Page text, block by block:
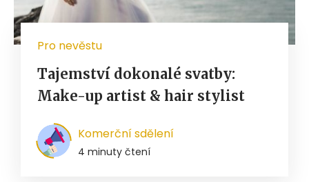
Pro nevěstu
Tajemství dokonalé svatby:
Make-up artist & hair stylist
Komerční sdělení
4 minuty čtení